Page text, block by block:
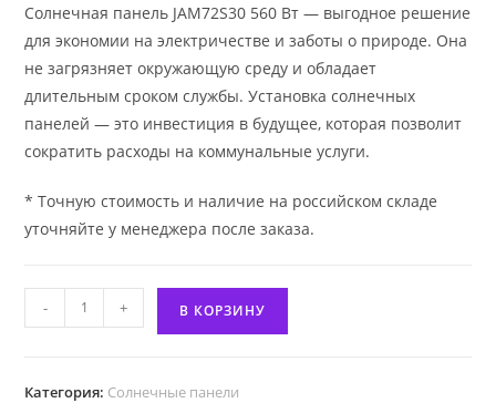
Солнечная панель JAM72S30 560 Вт — выгодное решение
для экономии на электричестве и заботы о природе. Она
не загрязняет окружающую среду и обладает
длительным сроком службы. Установка солнечных
панелей — это инвестиция в будущее, которая позволит
сократить расходы на коммунальные услуги.
* Точную стоимость и наличие на российском складе
уточняйте у менеджера после заказа.
Количество
товара
панель
- + В КОРЗИНУ
Категория: Солнечные панели